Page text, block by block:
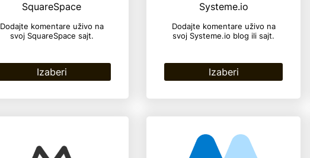
SquareSpace
Dodajte komentare uživo na
svoj SquareSpace sajt.
Izaberi
Systeme.io
Dodajte komentare uživo na
svoj Systeme.io blog ili sajt.
Izaberi